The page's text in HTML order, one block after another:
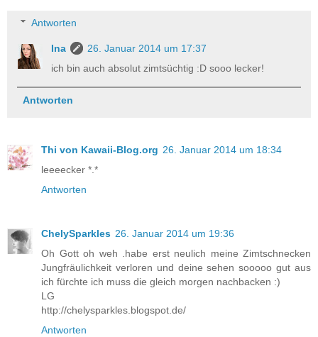
Antworten
Ina
26. Januar 2014 um 17:37
ich bin auch absolut zimtsüchtig :D sooo lecker!
Antworten
Thi von Kawaii-Blog.org 26. Januar 2014 um 18:34
leeeecker *.*
Antworten
ChelySparkles 26. Januar 2014 um 19:36
Oh Gott oh weh .habe erst neulich meine Zimtschnecken
Jungfräulichkeit verloren und deine sehen sooooo gut aus
ich fürchte ich muss die gleich morgen nachbacken :)
LG
http://chelysparkles.blogspot.de/
Antworten